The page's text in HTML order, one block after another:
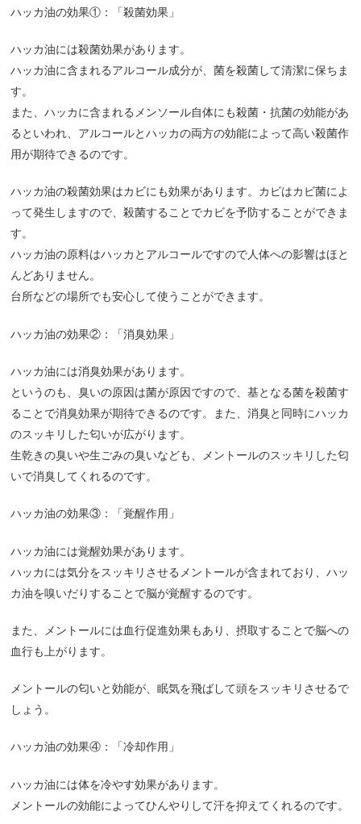
ハッカ油の効果①：「殺菌効果」
ハッカ油には殺菌効果があります。
ハッカ油に含まれるアルコール成分が、菌を殺菌して清潔に保ちま
す。
また、ハッカに含まれるメンソール自体にも殺菌・抗菌の効能があ
るといわれ、アルコールとハッカの両方の効能によって高い殺菌作
用が期待できるのです。
ハッカ油の殺菌効果はカビにも効果があります。カビはカビ菌によ
って発生しますので、殺菌することでカビを予防することができま
す。
ハッカ油の原料はハッカとアルコールですので人体への影響はほと
んどありません。
台所などの場所でも安心して使うことができます。
ハッカ油の効果②：「消臭効果」
ハッカ油には消臭効果があります。
というのも、臭いの原因は菌が原因ですので、基となる菌を殺菌す
ることで消臭効果が期待できるのです。また、消臭と同時にハッカ
のスッキリした匂いが広がります。
生乾きの臭いや生ごみの臭いなども、メントールのスッキリした匂
いで消臭してくれるのです。
ハッカ油の効果③：「覚醒作用」
ハッカ油には覚醒効果があります。
ハッカには気分をスッキリさせるメントールが含まれており、ハッ
カ油を嗅いだりすることで脳が覚醒するのです。
また、メントールには血行促進効果もあり、摂取することで脳への
血行も上がります。
メントールの匂いと効能が、眠気を飛ばして頭をスッキリさせるで
しょう。
ハッカ油の効果④：「冷却作用」
ハッカ油には体を冷やす効果があります。
メントールの効能によってひんやりして汗を抑えてくれるのです。